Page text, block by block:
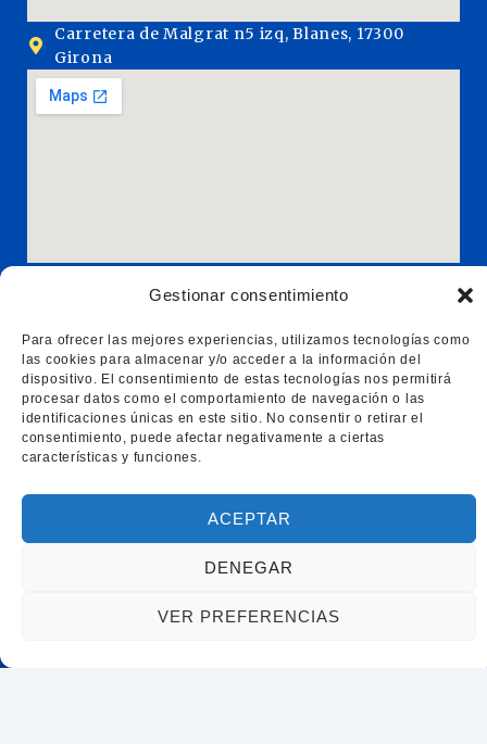
Gestionar consentimiento
Para ofrecer las mejores experiencias, utilizamos tecnologías como
las cookies para almacenar y/o acceder a la información del
dispositivo. El consentimiento de estas tecnologías nos permitirá
procesar datos como el comportamiento de navegación o las
identificaciones únicas en este sitio. No consentir o retirar el
consentimiento, puede afectar negativamente a ciertas
características y funciones.
ACEPTAR
DENEGAR
VER PREFERENCIAS
Carretera de Malgrat n5 izq, Blanes, 17300
Girona
Acceso rápido
Servicios
Trámites de extranjería y nacionalidad